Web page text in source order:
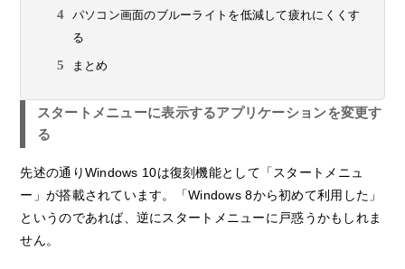
パソコン画面のブルーライトを低減して疲れにくくす
る
まとめ
スタートメニューに表示するアプリケーションを変更す
る
先述の通りWindows 10は復刻機能として「スタートメニュ
ー」が搭載されています。「Windows 8から初めて利用した」
というのであれば、逆にスタートメニューに戸惑うかもしれま
せん。